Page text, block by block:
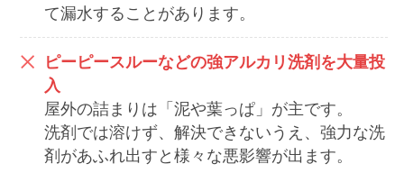
て漏水することがあります。
ピーピースルーなどの強アルカリ洗剤を大量投
入
屋外の詰まりは「泥や葉っぱ」が主です。
洗剤では溶けず、解決できないうえ、強力な洗
剤があふれ出すと様々な悪影響が出ます。